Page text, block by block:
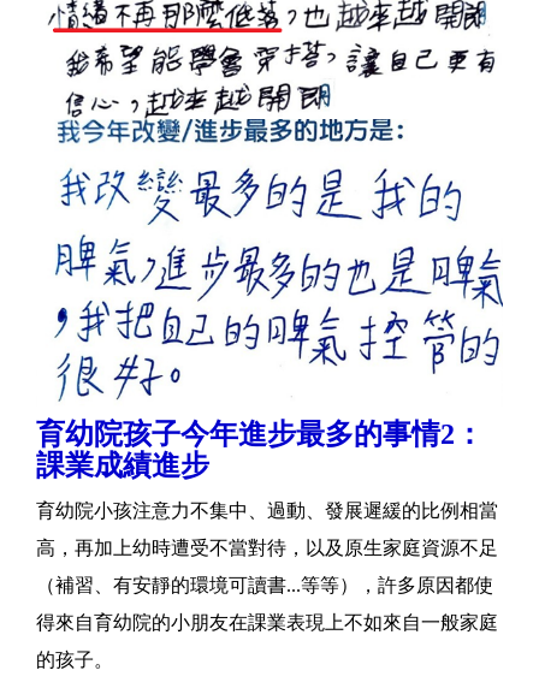
育幼院孩子今年進步最多的事情2：
課業成績進步
育幼院小孩注意力不集中、過動、發展遲緩的比例相當
高，再加上幼時遭受不當對待，以及原生家庭資源不足
（補習、有安靜的環境可讀書...等等），許多原因都使
得來自育幼院的小朋友在課業表現上不如來自一般家庭
的孩子。